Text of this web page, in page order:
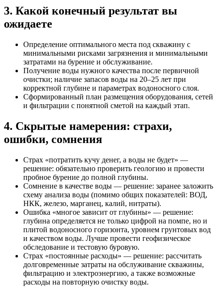
3. Какой конечный результат вы
ожидаете
Определение оптимального места под скважину с
минимальными рисками загрязнения и минимальными
затратами на бурение и обслуживание.
Получение воды нужного качества после первичной
очистки; наличие запасов воды на 20–25 лет при
корректной глубине и параметрах водоносного слоя.
Сформированный план размещения оборудования, сетей
и фильтрации с понятной сметой на каждый этап.
4. Скрытые намерения: страхи,
ошибки, сомнения
Страх «потратить кучу денег, а воды не будет» —
решение: обязательно проверить геологию и провести
пробное бурение до полной глубины.
Сомнение в качестве воды — решение: заранее заложить
схему анализа воды (помимо общих показателей: ВОД,
НКК, железо, марганец, калий, нитраты).
Ошибка «многое зависит от глубины» — решение:
глубина определяется не только цифрой на помпе, но и
плитой водоносного горизонта, уровнем грунтовых вод
и качеством воды. Лучше провести геофизическое
обследование и тестовую буровую.
Страх «постоянные расходы» — решение: рассчитать
долговременные затраты на обслуживание скважины,
фильтрацию и электроэнергию, а также возможные
расходы на повторную очистку воды.